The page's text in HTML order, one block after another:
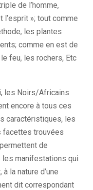
de l’homme,
l’esprit »; tout comme
les plantes
comme en est de
le feu, les rochers, Etc
les Noirs/Africains
encore à tous ces
caractéristiques, les
facettes trouvées
permettent de
les manifestations qui
la nature d’une
dit correspondant